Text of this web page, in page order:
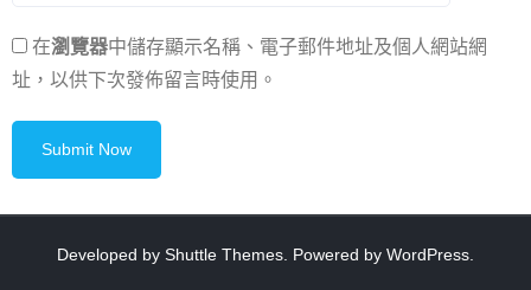
在瀏覽器中儲存顯示名稱、電子郵件地址及個人網站網
址，以供下次發佈留言時使用。
Developed by Shuttle Themes . Powered by WordPress